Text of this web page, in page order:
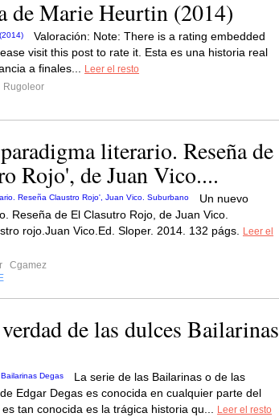
de Marie Heurtin (2014)
Valoración: Note: There is a rating embedded
visit this post to rate it. Esta es una historia real
a finales...
Leer el resto
Rugoleor
literario. Reseña de
Rojo', de Juan Vico....
Un nuevo
Reseña de El Clasutro Rojo, de Juan Vico.
rojo.Juan Vico.Ed. Sloper. 2014. 132 págs.
Leer el
Cgamez
de las dulces Bailarinas
La serie de las Bailarinas o de las
Edgar Degas es conocida en cualquier parte del
tan conocida es la trágica historia qu...
Leer el resto